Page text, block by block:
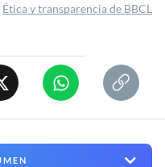
detención de un
de un ciudadano
Bío Bío-, el que